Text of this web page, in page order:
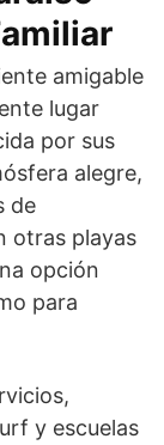
amigable
lugar
por sus
alegre,
de
otras playas
opción
para
y escuelas